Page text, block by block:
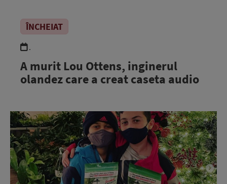
ÎNCHEIAT
.
A murit Lou Ottens, inginerul
olandez care a creat caseta audio